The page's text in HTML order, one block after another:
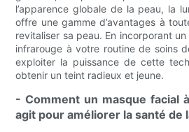
l’apparence globale de la peau, la
offre une gamme d’avantages à
revitaliser sa peau. En incorporant
infrarouge à votre routine de soins
exploiter la puissance de cette
obtenir un teint radieux et jeune.
- Comment un masque facial
agit pour améliorer la santé de